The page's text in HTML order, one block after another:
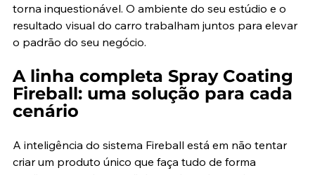
torna inquestionável. O ambiente do seu estúdio e o
resultado visual do carro trabalham juntos para elevar
o padrão do seu negócio.
A linha completa Spray Coating
Fireball: uma solução para cada
cenário
A inteligência do sistema Fireball está em não tentar
criar um produto único que faça tudo de forma